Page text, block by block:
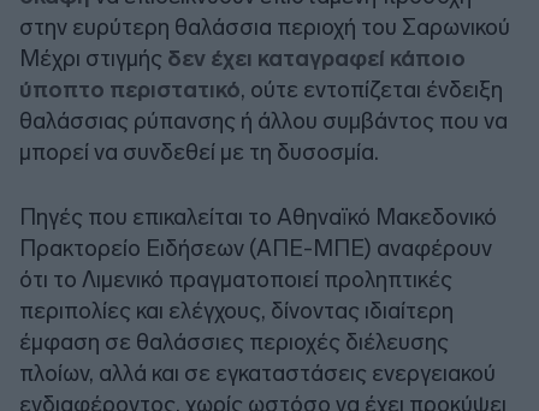
στην ευρύτερη θαλάσσια περιοχή του Σαρωνικού
Μέχρι στιγμής δεν έχει καταγραφεί κάποιο
ύποπτο περιστατικό, ούτε εντοπίζεται ένδειξη
θαλάσσιας ρύπανσης ή άλλου συμβάντος που να
μπορεί να συνδεθεί με τη δυσοσμία.
Πηγές που επικαλείται το Αθηναϊκό Μακεδονικό
Πρακτορείο Ειδήσεων (ΑΠΕ-ΜΠΕ) αναφέρουν
ότι το Λιμενικό πραγματοποιεί προληπτικές
περιπολίες και ελέγχους, δίνοντας ιδιαίτερη
έμφαση σε θαλάσσιες περιοχές διέλευσης
πλοίων, αλλά και σε εγκαταστάσεις ενεργειακού
ενδιαφέροντος, χωρίς ωστόσο να έχει προκύψει